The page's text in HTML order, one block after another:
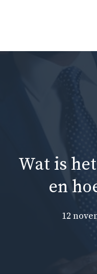
inhoud
Wat is
en
12